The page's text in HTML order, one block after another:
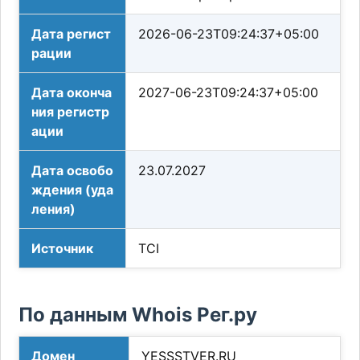
Дата регист
рации
2026-06-23T09:24:37+05:00
Дата оконча
ния регистр
ации
2027-06-23T09:24:37+05:00
Дата освобо
ждения (уда
ления)
23.07.2027
Источник TCI
По данным Whois Рег.ру
Домен YESSSTVER.RU